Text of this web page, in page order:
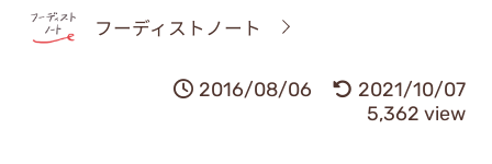
フーディストノート
2016/08/06
2021/10/07
5,362 view